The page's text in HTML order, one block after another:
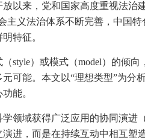
以来，党和国家高度重视法治
义法治体系不断完善，中国
特征。
）或模式（model）的倾
可能。本文以“理想类型”为
能。
领域获得广泛应用的协同演
进，而是在持续互动中相互